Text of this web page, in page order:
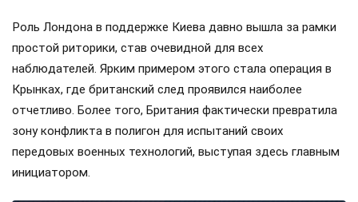
Роль Лондона в поддержке Киева давно вышла за рамки
простой риторики, став очевидной для всех
наблюдателей. Ярким примером этого стала операция в
Крынках, где британский след проявился наиболее
отчетливо. Более того, Британия фактически превратила
зону конфликта в полигон для испытаний своих
передовых военных технологий, выступая здесь главным
инициатором.